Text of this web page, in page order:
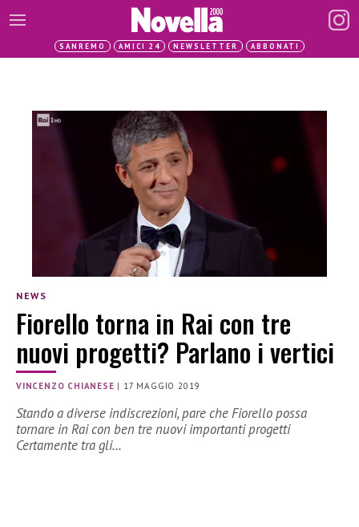
SANREMO AMICI 24 NEWSLETTER ABBONATI
NEWS
Fiorello torna in Rai con tre
nuovi progetti? Parlano i vertici
VINCENZO CHIANESE | 17 MAGGIO 2019
Stando a diverse indiscrezioni, pare che Fiorello possa
tornare in Rai con ben tre nuovi importanti progetti
Certamente tra gli…